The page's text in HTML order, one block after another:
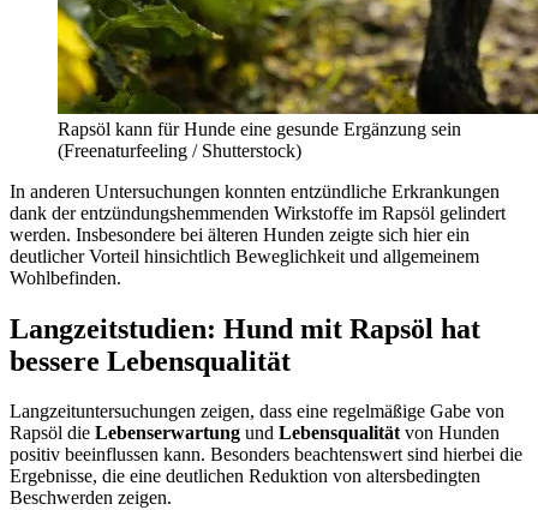
Rapsöl kann für Hunde eine gesunde Ergänzung sein
(Freenaturfeeling / Shutterstock)
In anderen Untersuchungen konnten entzündliche Erkrankungen
dank der entzündungshemmenden Wirkstoffe im Rapsöl gelindert
werden. Insbesondere bei älteren Hunden zeigte sich hier ein
deutlicher Vorteil hinsichtlich Beweglichkeit und allgemeinem
Wohlbefinden.
Langzeitstudien: Hund mit Rapsöl hat
bessere Lebensqualität
Langzeituntersuchungen zeigen, dass eine regelmäßige Gabe von
Rapsöl die Lebenserwartung und Lebensqualitätvon Hunden
positiv beeinflussen kann. Besonders beachtenswert sind hierbei die
Ergebnisse, die eine deutlichen Reduktion von altersbedingten
Beschwerden zeigen.